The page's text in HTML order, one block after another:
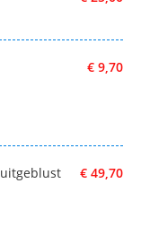
€ 9,70
€ 49,70